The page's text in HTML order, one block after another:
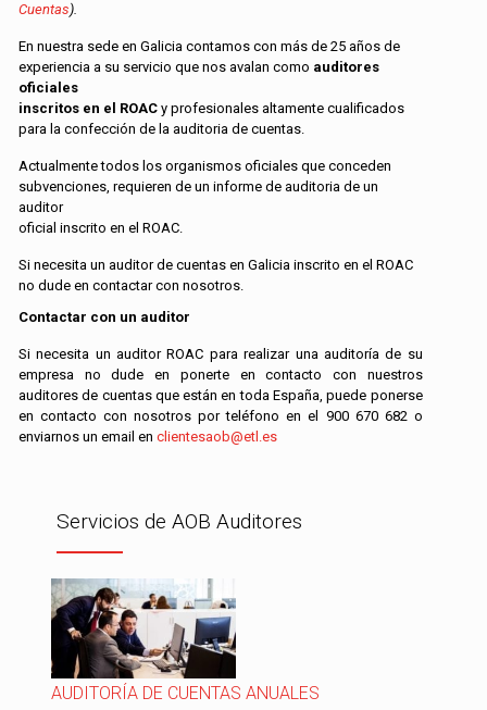
Cuentas).
En nuestra sede en Galicia contamos con más de 25 años de
experiencia a su servicio que nos avalan como auditores
oficiales
inscritos en el ROAC y profesionales altamente cualificados
para la confección de la auditoria de cuentas.
Actualmente todos los organismos oficiales que conceden
subvenciones, requieren de un informe de auditoria de un
auditor
oficial inscrito en el ROAC.
Si necesita un auditor de cuentas en Galicia inscrito en el ROAC
no dude en contactar con nosotros.
Contactar con un auditor
Si necesita un auditor ROAC para realizar una auditoría de su
empresa no dude en ponerte en contacto con nuestros
auditores de cuentas que están en toda España, puede ponerse
en contacto con nosotros por teléfono en el 900 670 682o
enviarnos un email en clientesaob@etl.es
Servicios de AOB Auditores
AUDITORÍA DE CUENTAS ANUALES